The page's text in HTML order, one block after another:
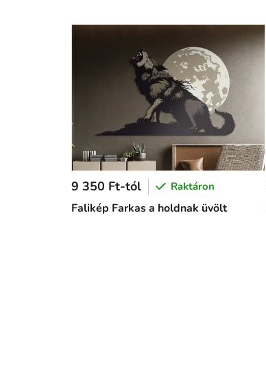
Falikép Farkas a holdnak üvölt
9 350 Ft-tól Raktáron